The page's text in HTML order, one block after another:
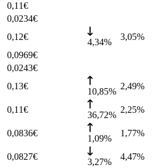
0,11€
0,0234€
0,12€
4,34%
3,05%
0,0969€
0,0243€
0,13€
10,85%
2,49%
0,11€
36,72%
2,25%
0,0836€
1,09%
1,77%
0,0827€
3,27%
4,47%